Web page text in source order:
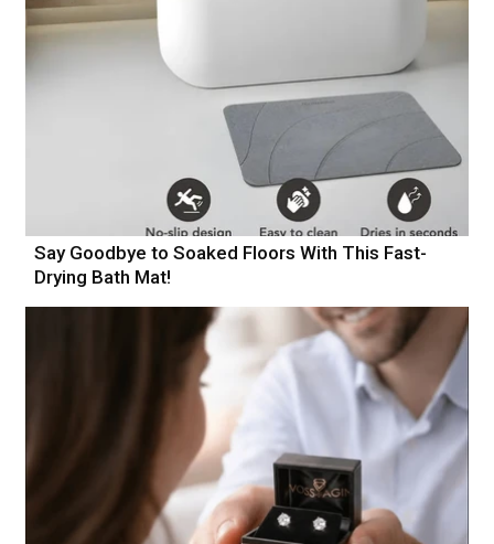
Say Goodbye to Soaked Floors With This Fast-
Drying Bath Mat!